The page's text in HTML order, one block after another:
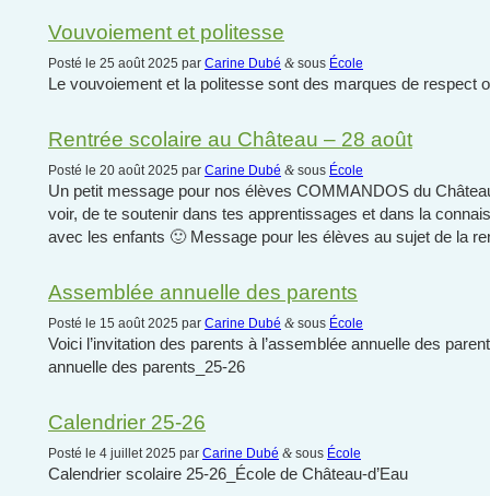
Vouvoiement et politesse
Posté le 25 août 2025 par Carine Dubé & sous École
Le vouvoiement et la politesse sont des marques de respect
Rentrée scolaire au Château – 28 août
Posté le 20 août 2025 par Carine Dubé & sous École
Un petit message pour nos élèves COMMANDOS du
voir, de te soutenir dans tes apprentissages et dans la
avec les enfants 🙂 Message pour les élèves au sujet de la
Assemblée annuelle des parents
Posté le 15 août 2025 par Carine Dubé & sous École
Voici l’invitation des parents à l’assemblée annuelle des
annuelle des parents_25-26
Calendrier 25-26
Posté le 4 juillet 2025 par Carine Dubé & sous École
Calendrier scolaire 25-26_École de Château-d’Eau